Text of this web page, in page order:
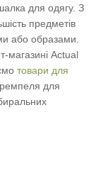
для одягу. З
предметів
або образами.
магазині Actual
товари для
для